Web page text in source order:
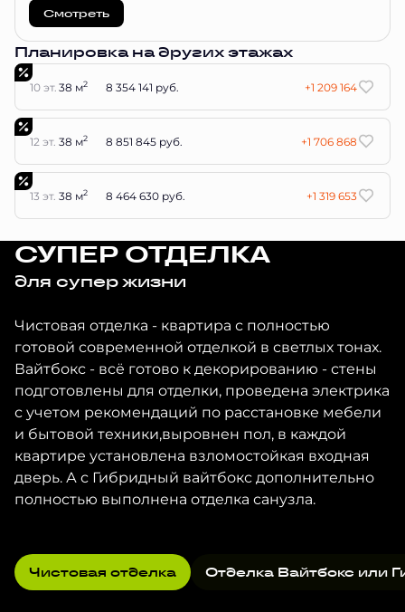
Смотреть
Планировка на других этажах
10 эт. 38 м2 8 354 141 руб. +1 209 164
12 эт. 38 м2 8 851 845 руб. +1 706 868
13 эт. 38 м2 8 464 630 руб. +1 319 653
СУПЕР ОТДЕЛКА
для супер жизни
Чистовая отделка - квартира с полностью
готовой современной отделкой в светлых тонах.
Вайтбокс - всё готово к декорированию - стены
подготовлены для отделки, проведена электрика
с учетом рекомендаций по расстановке мебели
и бытовой техники,выровнен пол, в каждой
квартире установлена взломостойкая входная
дверь. А с Гибридный вайтбокс дополнительно
полностью выполнена отделка санузла.
Чистовая отделка Отделка Вайтбокс или